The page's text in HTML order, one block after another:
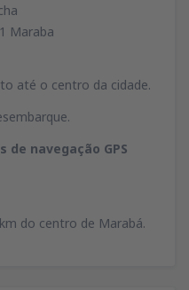
Maraba
até o centro da cidade.
de navegação GPS
do centro de Marabá.